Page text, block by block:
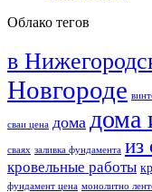
Облако тегов
в
Новгороде
сваи цена дома дома
сваях заливка фундамента из
кровельные работы
фундамент цена монолитно